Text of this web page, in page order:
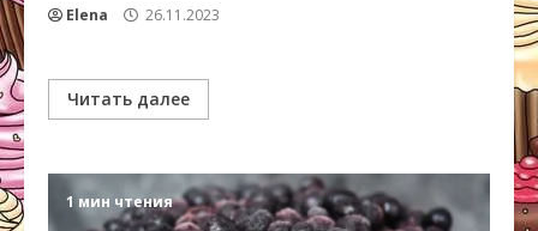
Elena 26.11.2023
Читать далее
1 мин чтения